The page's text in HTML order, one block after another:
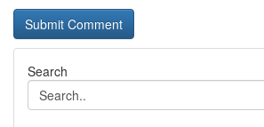
Search